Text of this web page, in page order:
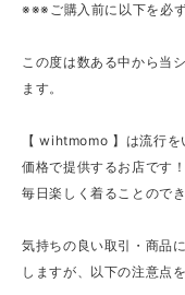
※※※ご購入前に以下を必
この度は数ある中から当
ます。
【 wihtmomo 】は流行
価格で提供するお店です！
毎日楽しく着ることので
気持ちの良い取引・商品
しますが、以下の注意点